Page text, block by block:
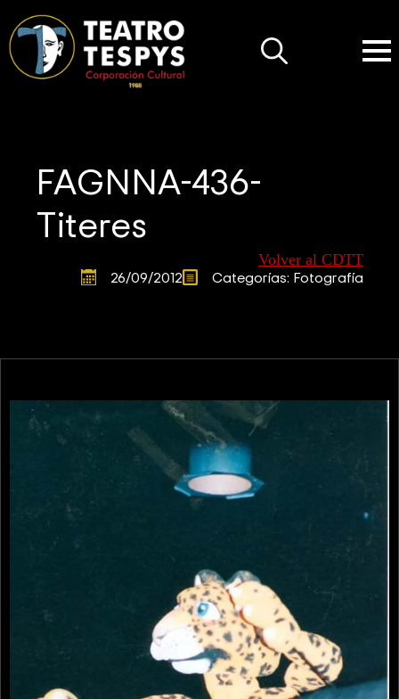
FAGNNA-436-
Titeres
Volver al CDTT
26/09/2012 Categorías: Fotografía